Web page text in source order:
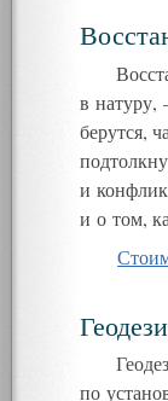
в натуру,
берутся,
и
и о том,
по